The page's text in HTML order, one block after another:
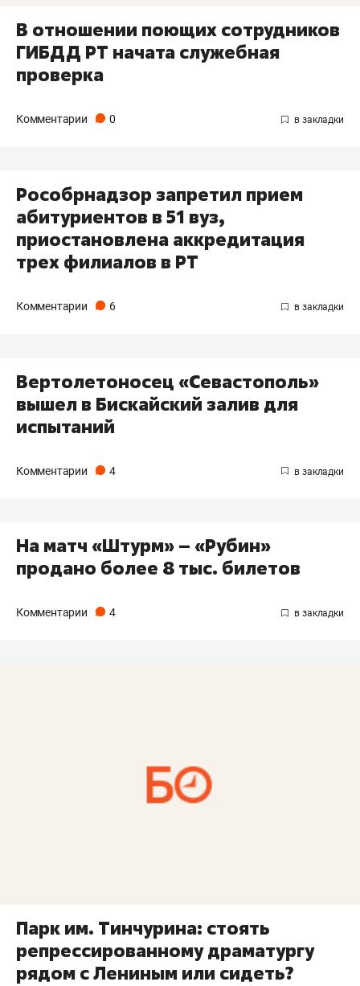
В отношении поющих сотрудников
ГИБДД РТ начата служебная
проверка
Комментарии 0
Рособрнадзор запретил прием
абитуриентов в 51 вуз,
приостановлена аккредитация
трех филиалов в РТ
Комментарии 6
Вертолетоносец «Севастополь»
вышел в Бискайский залив для
испытаний
Комментарии 4
На матч «Штурм» – «Рубин»
продано более 8 тыс. билетов
Комментарии 4
Парк им. Тинчурина: стоять
репрессированному драматургу
рядом с Лениным или сидеть?